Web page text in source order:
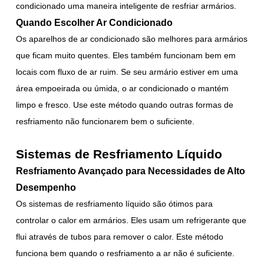
condicionado uma maneira inteligente de resfriar armários.
Quando Escolher Ar Condicionado
Os aparelhos de ar condicionado são melhores para armários
que ficam muito quentes. Eles também funcionam bem em
locais com fluxo de ar ruim. Se seu armário estiver em uma
área empoeirada ou úmida, o ar condicionado o mantém
limpo e fresco. Use este método quando outras formas de
resfriamento não funcionarem bem o suficiente.
Sistemas de Resfriamento Líquido
Resfriamento Avançado para Necessidades de Alto
Desempenho
Os sistemas de resfriamento líquido são ótimos para
controlar o calor em armários. Eles usam um refrigerante que
flui através de tubos para remover o calor. Este método
funciona bem quando o resfriamento a ar não é suficiente.